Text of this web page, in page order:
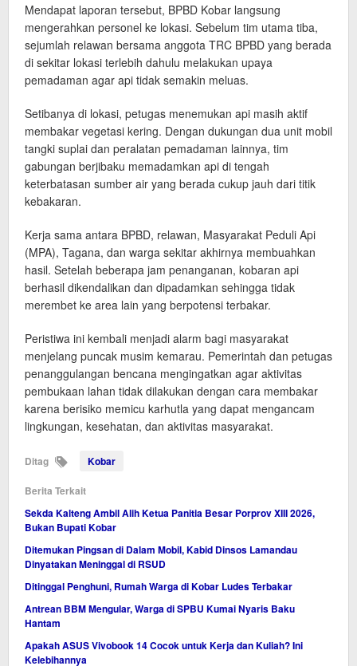
Mendapat laporan tersebut, BPBD Kobar langsung
mengerahkan personel ke lokasi. Sebelum tim utama tiba,
sejumlah relawan bersama anggota TRC BPBD yang berada
di sekitar lokasi terlebih dahulu melakukan upaya
pemadaman agar api tidak semakin meluas.
Setibanya di lokasi, petugas menemukan api masih aktif
membakar vegetasi kering. Dengan dukungan dua unit mobil
tangki suplai dan peralatan pemadaman lainnya, tim
gabungan berjibaku memadamkan api di tengah
keterbatasan sumber air yang berada cukup jauh dari titik
kebakaran.
Kerja sama antara BPBD, relawan, Masyarakat Peduli Api
(MPA), Tagana, dan warga sekitar akhirnya membuahkan
hasil. Setelah beberapa jam penanganan, kobaran api
berhasil dikendalikan dan dipadamkan sehingga tidak
merembet ke area lain yang berpotensi terbakar.
Peristiwa ini kembali menjadi alarm bagi masyarakat
menjelang puncak musim kemarau. Pemerintah dan petugas
penanggulangan bencana mengingatkan agar aktivitas
pembukaan lahan tidak dilakukan dengan cara membakar
karena berisiko memicu karhutla yang dapat mengancam
lingkungan, kesehatan, dan aktivitas masyarakat.
Ditag Kobar
Berita Terkait
Sekda Kalteng Ambil Alih Ketua Panitia Besar Porprov XIII 2026,
Bukan Bupati Kobar
Ditemukan Pingsan di Dalam Mobil, Kabid Dinsos Lamandau
Dinyatakan Meninggal di RSUD
Ditinggal Penghuni, Rumah Warga di Kobar Ludes Terbakar
Antrean BBM Mengular, Warga di SPBU Kumai Nyaris Baku
Hantam
Apakah ASUS Vivobook 14 Cocok untuk Kerja dan Kuliah? Ini
Kelebihannya